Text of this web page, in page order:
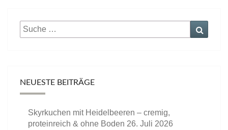
Suche
nach:
NEUESTE BEITRÄGE
Skyrkuchen mit Heidelbeeren – cremig,
proteinreich & ohne Boden 26. Juli 2026